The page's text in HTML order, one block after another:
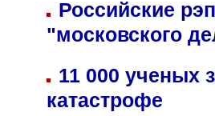
Российские
"московского
11 000 ученых
катастрофе